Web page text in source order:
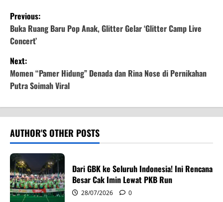
P
o
s
t
n
a
v
i
g
Previous:
Buka Ruang Baru Pop Anak, Glitter Gelar ‘Glitter Camp Live
Concert’
Next:
Momen “Pamer Hidung” Denada dan Rina Nose di Pernikahan
Putra Soimah Viral
AUTHOR'S OTHER POSTS
Dari GBK ke Seluruh Indonesia! Ini Rencana
Besar Cak Imin Lewat PKB Run
28/07/2026 0